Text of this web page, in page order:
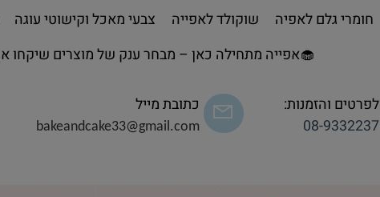
🧁אפייה מתחילה כאן – מבחר ענק של מוצרים
לפרטים והזמנות:
08-9332237
כתובת מייל
bakeandcake33@gmail.com
חומרי גלם לאפיה שוקולד לאפייה צבעי מאכל וקישוטי עוגה